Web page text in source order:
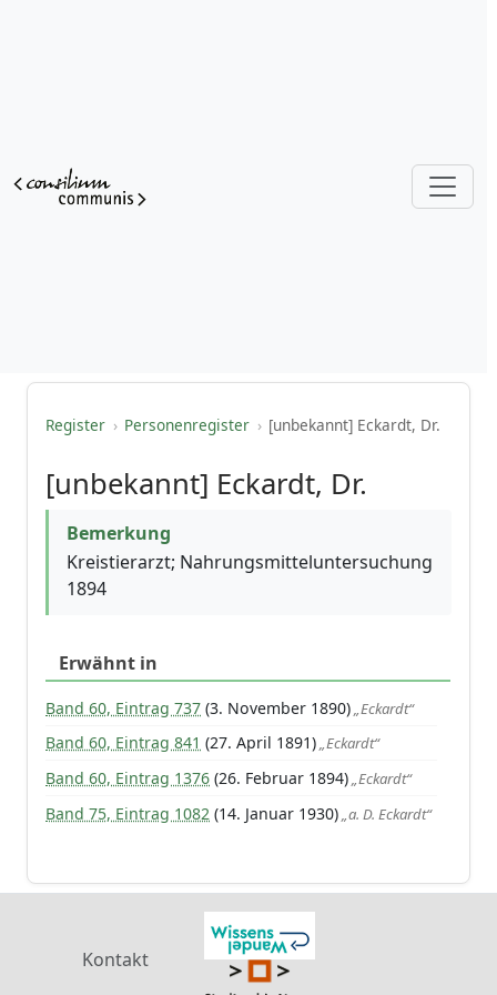
Register › Personenregister › [unbekannt] Eckardt, Dr.
[unbekannt] Eckardt, Dr.
Bemerkung
Kreistierarzt; Nahrungsmitteluntersuchung
1894
Erwähnt in
Band 60, Eintrag 737 (3. November 1890)„Eckardt“
Band 60, Eintrag 841 (27. April 1891)„Eckardt“
Band 60, Eintrag 1376 (26. Februar 1894)„Eckardt“
Band 75, Eintrag 1082 (14. Januar 1930) „a. D. Eckardt“
Kontakt